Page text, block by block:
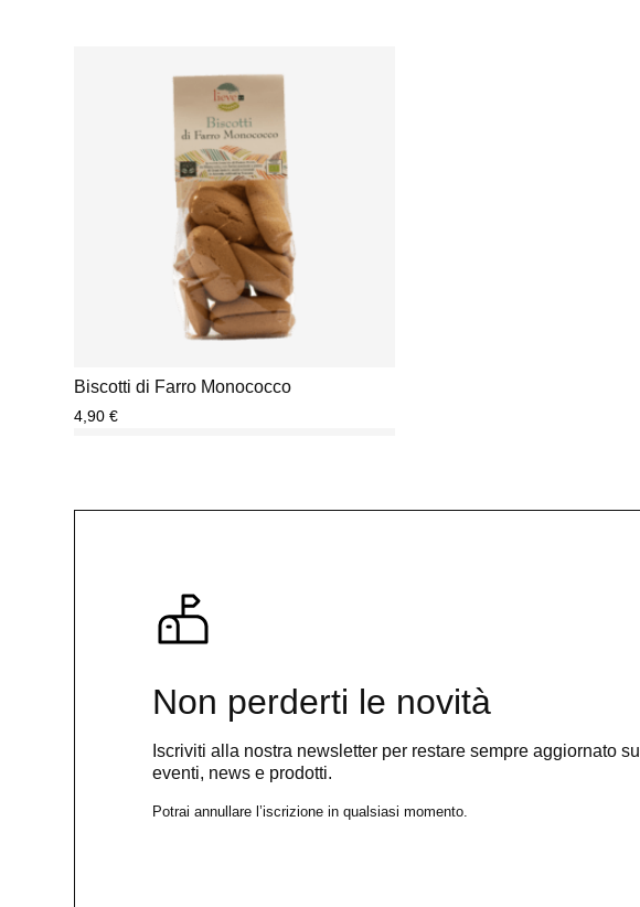
Biscotti di Farro Monococco
4,90€
Non perderti le novità
Iscriviti alla nostra newsletter per restare sempre aggiornato su
eventi, news e prodotti.
Potrai annullare l’iscrizione in qualsiasi momento.